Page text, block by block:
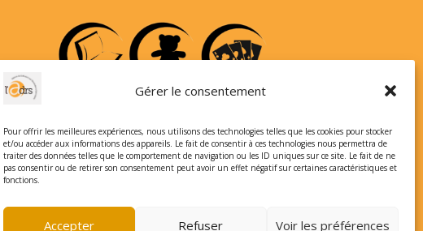
Gérer le consentement
Pour offrir les meilleures expériences, nous utilisons des technologies telles que les cookies pour stocker
et/ou accéder aux informations des appareils. Le fait de consentir à ces technologies nous permettra de
traiter des données telles que le comportement de navigation ou les ID uniques sur ce site. Le fait de ne
pas consentir ou de retirer son consentement peut avoir un effet négatif sur certaines caractéristiques et
fonctions.
Accepter Refuser Voir les préférences